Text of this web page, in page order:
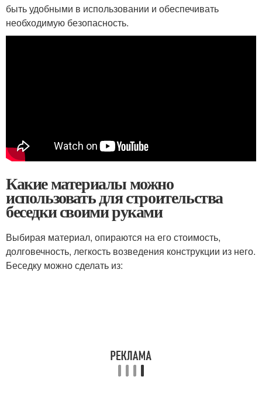
быть удобными в использовании и обеспечивать
необходимую безопасность.
Какие материалы можно
использовать для строительства
беседки своими руками
Выбирая материал, опираются на его стоимость,
долговечность, легкость возведения конструкции из него.
Беседку можно сделать из: